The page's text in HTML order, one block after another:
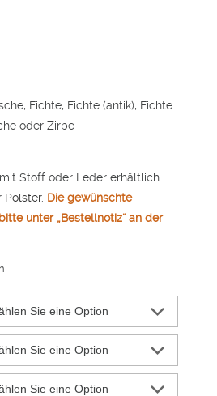
Fichte, Fichte (antik), Fichte
oder Zirbe
Stoff oder Leder erhältlich.
Polster. Die gewünschte
unter „Bestellnotiz“ an der